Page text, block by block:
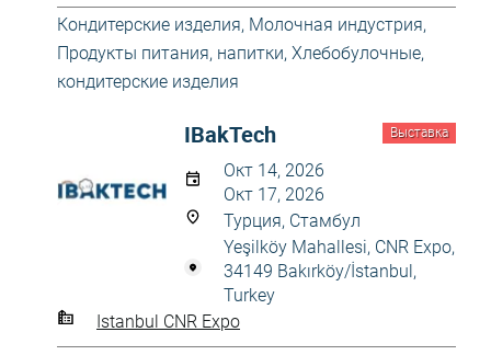
Кондитерские изделия, Молочная индустрия,
Продукты питания, напитки, Хлебобулочные,
кондитерские изделия
Выставка
IBakTech
Окт 14, 2026
Окт 17, 2026
Турция, Стамбул
Yeşilköy Mahallesi, CNR Expo,
34149 Bakırköy/İstanbul,
Turkey
Istanbul CNR Expo